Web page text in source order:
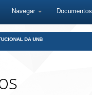
Navegar Documentos
DA UNB